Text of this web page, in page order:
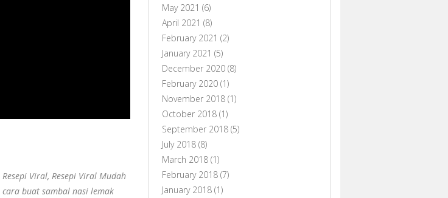
Resepi Viral, Resepi Viral Mudah
cara buat sambal nasi lemak
May 2021 (6)
April 2021 (8)
February 2021 (2)
January 2021 (5)
December 2020 (8)
February 2020 (1)
November 2018 (1)
October 2018 (1)
September 2018 (5)
July 2018 (8)
March 2018 (1)
February 2018 (7)
January 2018 (1)